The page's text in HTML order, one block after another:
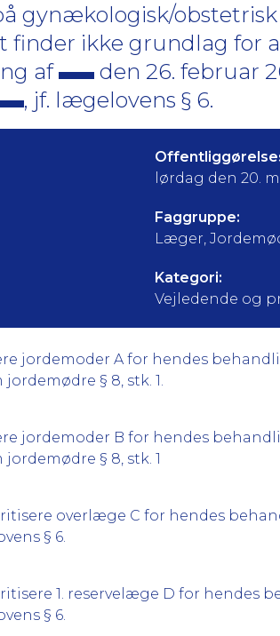
gynækologisk/
ikke grundlag for
af
den 26. februar
, jf. lægelovens § 6.
lørdag den 20.
Faggruppe:
Læger,
Kategori:
Vejledende og
A for hendes
§ 8, stk. 1.
B for hendes
§ 8, stk. 1
overlæge C for hendes
§ 6.
1. reservelæge D for hendes
§ 6.